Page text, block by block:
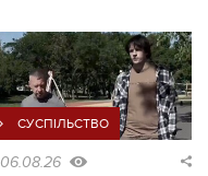
СУСПІЛЬСТВО
06.08.26